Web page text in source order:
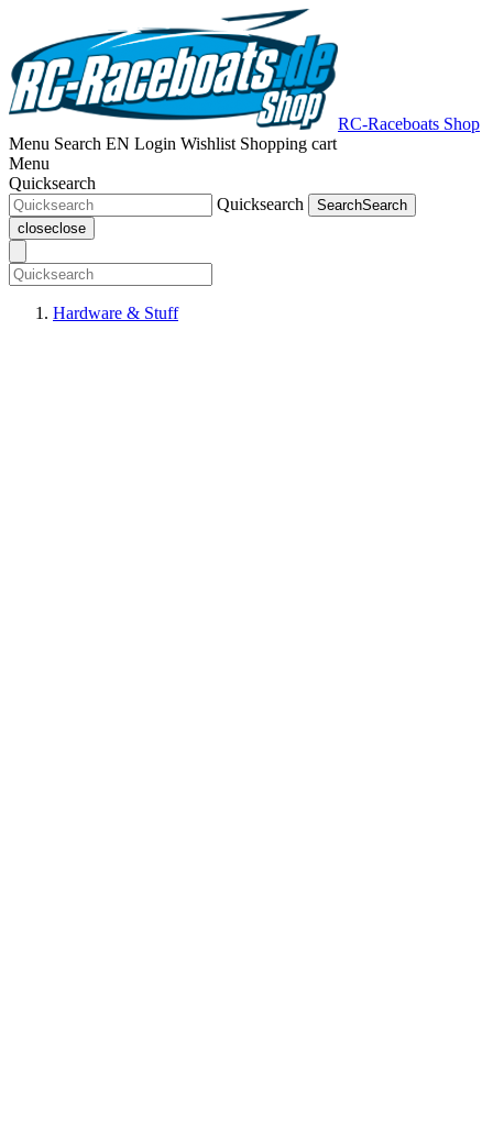
RC-Raceboats Shop
Menu Search EN Login Wishlist Shopping cart
Menu
Quicksearch
Quicksearch
SearchSearch
closeclose
Hardware & Stuff